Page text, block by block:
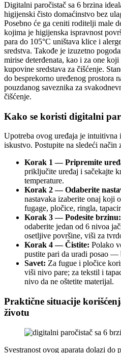
Digitalni paročistač sa 6 brzina
higijenski čisto domaćinstvo bez
Posebno će ga ceniti roditelji male
kojima je higijenska ispravnost
para do 105°C uništava klice i
sredstva. Takođe je izuzetno
mirise deterđenata, kao i za one
kupovine sredstava za čišćenje.
do besprekorno uređenog prostora
pouzdanog saveznika za
čišćenje.
Kako se koristi digitalni
Upotreba ovog uređaja je intuitivna
iskustvo. Postupite na sledeći način
Korak 1 — Pripremite
priključite uređaj i sačekajte
temperature.
Korak 2 — Odaberite
nastavaka izaberite onaj
fugage, pločice, ringla,
Korak 3 — Podesite brzinu:
odaberite jedan od 6 nivoa
osetljive površine, viši za
Korak 4 — Čistite: Polako
pustite pari da uradi posao —
Savet: Za fugue i pločice
viši nivo pare; za tekstil i
nivo da ne oštetite materijal.
Praktične situacije
životu
Svestranost ovog aparata dolazi do